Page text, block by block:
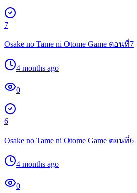
7
Osake no Tame ni Otome Game ตอนที่7
4 months ago
0
6
Osake no Tame ni Otome Game ตอนที่6
4 months ago
0